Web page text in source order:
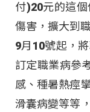
付)20元的這
傷害，擴大到
9月10號起，
訂定職業病參
感、種暑熱痙
滑囊病變等等